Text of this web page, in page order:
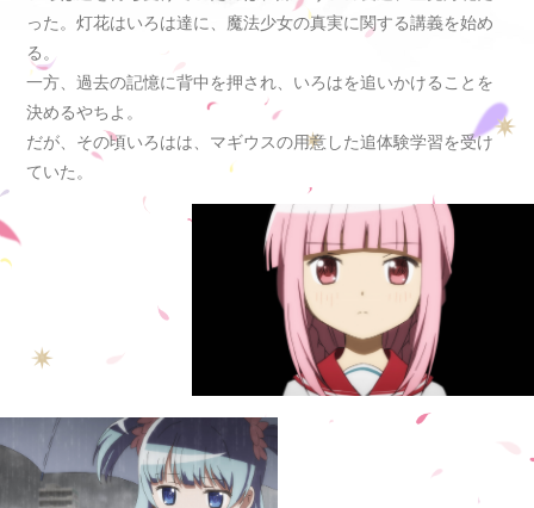
った。灯花はいろは達に、魔法少女の真実に関する講義を始め
る。
一方、過去の記憶に背中を押され、いろはを追いかけることを
決めるやちよ。
だが、その頃いろはは、マギウスの用意した追体験学習を受け
ていた。